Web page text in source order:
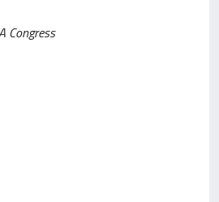
Congress